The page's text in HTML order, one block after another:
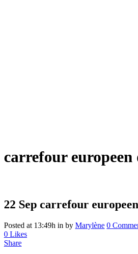
carrefour
22 Sep carrefour
Posted at 13:49h in by Marylène 0
0 Likes
Share